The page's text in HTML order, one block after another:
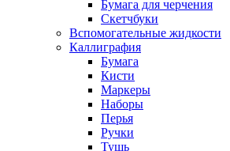
Бумага для черчения
Скетчбуки
Вспомогательные жидкости
Каллиграфия
Бумага
Кисти
Маркеры
Наборы
Перья
Ручки
Тушь